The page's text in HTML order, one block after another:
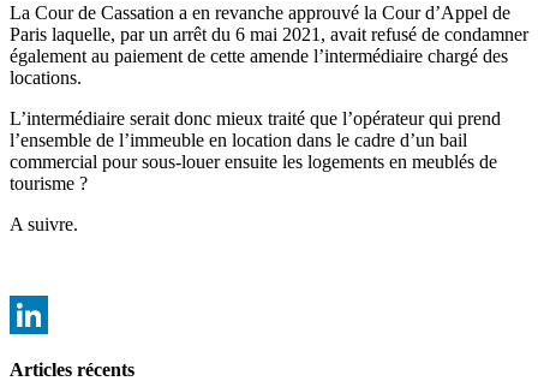
La Cour de Cassation a en revanche approuvé la Cour d’Appel de
Paris laquelle, par un arrêt du 6 mai 2021, avait refusé de condamner
également au paiement de cette amende l’intermédiaire chargé des
locations.
L’intermédiaire serait donc mieux traité que l’opérateur qui prend
l’ensemble de l’immeuble en location dans le cadre d’un bail
commercial pour sous-louer ensuite les logements en meublés de
tourisme ?
A suivre.
Articles récents